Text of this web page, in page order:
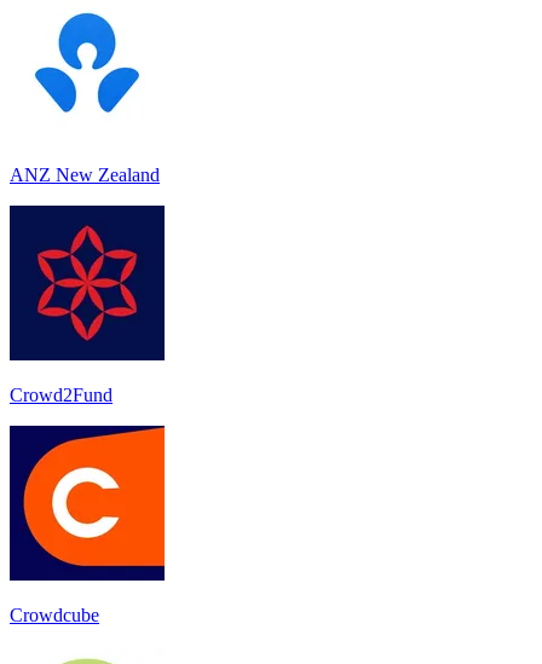
ANZ New Zealand
Crowd2Fund
Crowdcube